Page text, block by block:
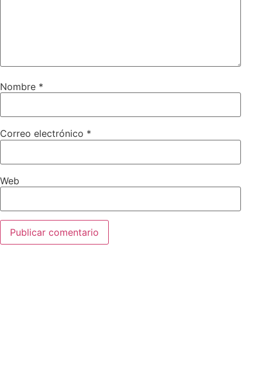
Nombre *
Correo electrónico *
Web